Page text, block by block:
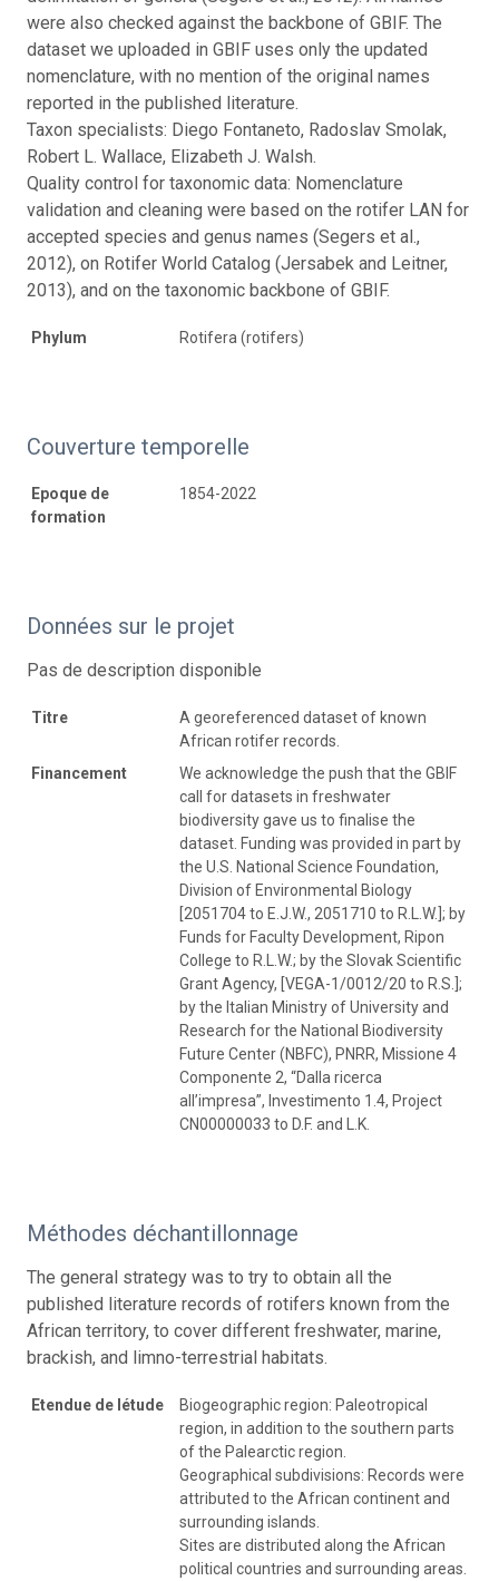
were also checked against the backbone of GBIF. The
dataset we uploaded in GBIF uses only the updated
nomenclature, with no mention of the original names
reported in the published literature.
Taxon specialists: Diego Fontaneto, Radoslav Smolak,
Robert L. Wallace, Elizabeth J. Walsh.
Quality control for taxonomic data: Nomenclature
validation and cleaning were based on the rotifer LAN for
accepted species and genus names (Segers et al.,
2012), on Rotifer World Catalog (Jersabek and Leitner,
2013), and on the taxonomic backbone of GBIF.
Phylum Rotifera (rotifers)
Couverture temporelle
Epoque de
formation
1854-2022
Données sur le projet
Pas de description disponible
Titre
A georeferenced dataset of known
African rotifer records.
Financement
We acknowledge the push that the GBIF
call for datasets in freshwater
biodiversity gave us to finalise the
dataset. Funding was provided in part by
the U.S. National Science Foundation,
Division of Environmental Biology
[2051704 to E.J.W., 2051710 to R.L.W.]; by
Funds for Faculty Development, Ripon
College to R.L.W.; by the Slovak Scientific
Grant Agency, [VEGA-1/0012/20 to R.S.];
by the Italian Ministry of University and
Research for the National Biodiversity
Future Center (NBFC), PNRR, Missione 4
Componente 2, “Dalla ricerca
all’impresa”, Investimento 1.4, Project
CN00000033 to D.F. and L.K.
Méthodes déchantillonnage
The general strategy was to try to obtain all the
published literature records of rotifers known from the
African territory, to cover different freshwater, marine,
brackish, and limno-terrestrial habitats.
Etendue de létude
Biogeographic region: Paleotropical
region, in addition to the southern parts
of the Palearctic region.
Geographical subdivisions: Records were
attributed to the African continent and
surrounding islands.
Sites are distributed along the African
political countries and surrounding areas.